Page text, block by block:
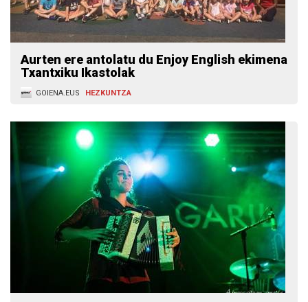
Aurten ere antolatu du Enjoy English ekimena
Txantxiku Ikastolak
GOIENA.EUS HEZKUNTZA